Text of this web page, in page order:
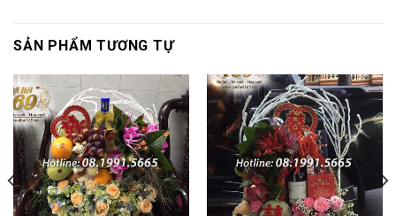
SẢN PHẨM TƯƠNG TỰ